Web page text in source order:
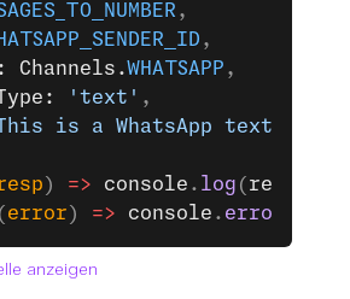
,
,
Channels.
WHATSAPP ,
'text' ,
is a WhatsApp text
) => console . log ( resp
error ) => console . error
anzeigen